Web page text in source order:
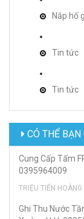
Nắp hố
Tin tức
Tin tức
CÓ THỂ
Cung Cấp Tấm
0395964009
TRIỆU TIẾN
Ghi Thu Nước